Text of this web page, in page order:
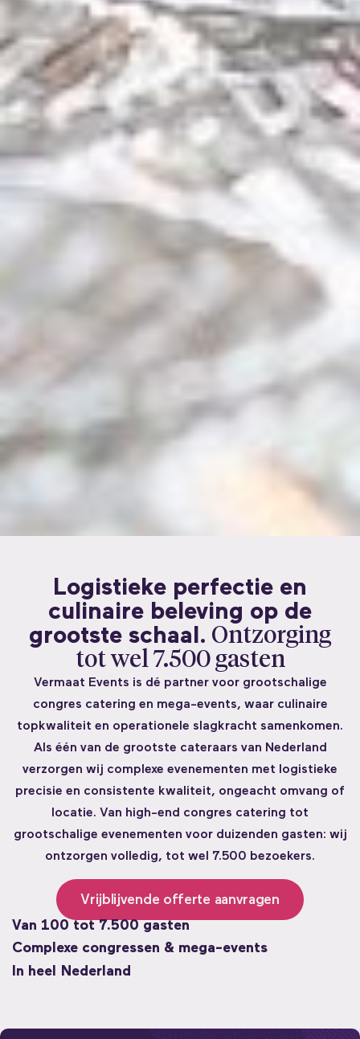
Logistieke perfectie en
culinaire beleving op de
grootste schaal. Ontzorging
tot wel 7.500 gasten
Vermaat Events is dé partner voor grootschalige
congres catering en mega-events, waar culinaire
topkwaliteit en operationele slagkracht samenkomen.
Als één van de grootste cateraars van Nederland
verzorgen wij complexe evenementen met logistieke
precisie en consistente kwaliteit, ongeacht omvang of
locatie. Van high-end congres catering tot
grootschalige evenementen voor duizenden gasten: wij
ontzorgen volledig, tot wel 7.500 bezoekers.
Vrijblijvende offerte aanvragen
Van 100 tot 7.500 gasten
Complexe congressen & mega-events
In heel
Nederland